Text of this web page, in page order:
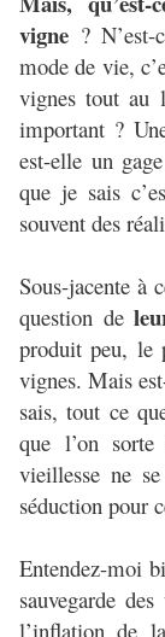
vigne ? N’est-
mode de vie,
vignes tout au
important ?
est-elle un
que je sais
souvent des
Sous-jacente à
question de
produit peu, le
vignes. Mais
sais, tout ce
que l’on
vieillesse ne
séduction pour
Entendez-moi
sauvegarde
l’inflation de